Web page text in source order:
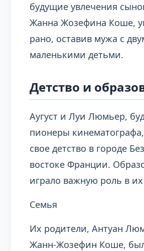
будущие увлечения
Жанна Жозефина Коше,
рано, оставив мужа с
маленькими детьми.
Детство и
Аугуст и Луи Люмьер,
пионеры
свое детство в городе
востоке Франции.
играло важную роль в
Семья
Их родители, Антуан
Жанн-Жозефин Коше,